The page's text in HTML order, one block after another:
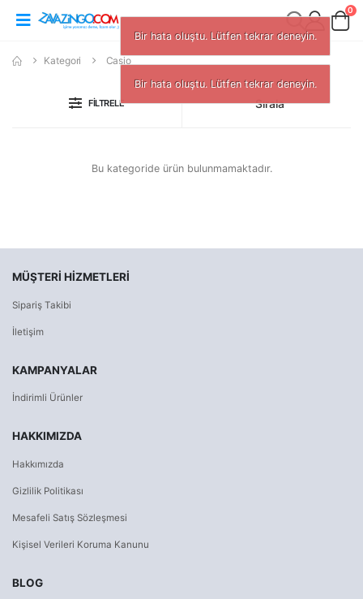
0
Kategori Casio
FILTRELE Sırala
Bu kategoride ürün bulunmamaktadır.
MÜŞTERI HIZMETLERI
Sipariş Takibi
İletişim
KAMPANYALAR
İndirimli Ürünler
HAKKIMIZDA
Hakkımızda
Gizlilik Politikası
Mesafeli Satış Sözleşmesi
Kişisel Verileri Koruma Kanunu
BLOG
Bir hata oluştu. Lütfen tekrar deneyin.
Bir hata oluştu. Lütfen tekrar deneyin.